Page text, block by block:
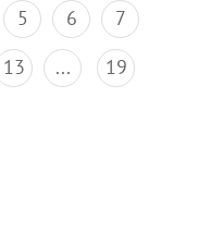
5 6
7
13 ... 19